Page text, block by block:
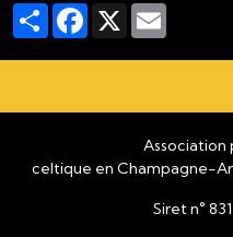
PartagerFacebook
X
Association pour la
celtique en Champagne-
Siret n° 831 353